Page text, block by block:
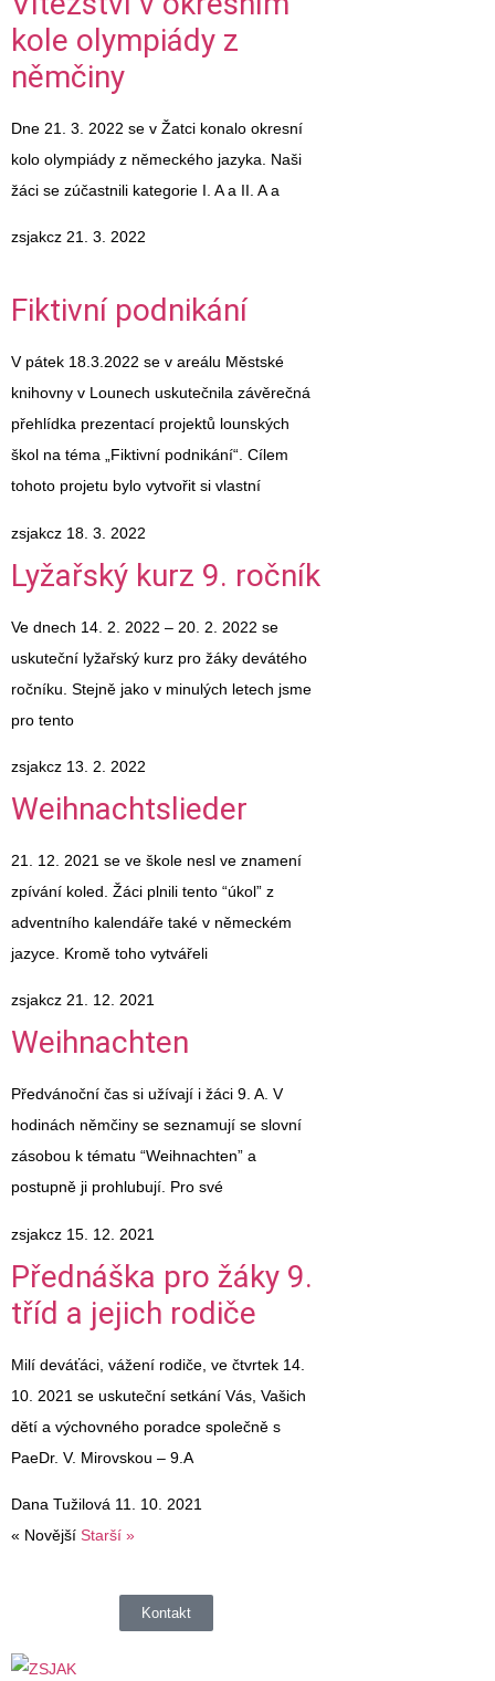
kole olympiády z
němčiny
Dne 21. 3. 2022 se v Žatci konalo okresní
kolo olympiády z německého jazyka. Naši
žáci se zúčastnili kategorie I. A a II. A a
zsjakcz 21. 3. 2022
Fiktivní podnikání
V pátek 18.3.2022 se v areálu Městské
knihovny v Lounech uskutečnila závěrečná
přehlídka prezentací projektů lounských
škol na téma „Fiktivní podnikání“. Cílem
tohoto projetu bylo vytvořit si vlastní
zsjakcz 18. 3. 2022
Lyžařský kurz 9. ročník
Ve dnech 14. 2. 2022 – 20. 2. 2022 se
uskuteční lyžařský kurz pro žáky devátého
ročníku. Stejně jako v minulých letech jsme
pro tento
zsjakcz 13. 2. 2022
Weihnachtslieder
21. 12. 2021 se ve škole nesl ve znamení
zpívání koled. Žáci plnili tento “úkol” z
adventního kalendáře také v německém
jazyce. Kromě toho vytvářeli
zsjakcz 21. 12. 2021
Weihnachten
Předvánoční čas si užívají i žáci 9. A. V
hodinách němčiny se seznamují se slovní
zásobou k tématu “Weihnachten” a
postupně ji prohlubují. Pro své
zsjakcz 15. 12. 2021
Přednáška pro žáky 9.
tříd a jejich rodiče
Milí deváťáci, vážení rodiče, ve čtvrtek 14.
10. 2021 se uskuteční setkání Vás, Vašich
dětí a výchovného poradce společně s
PaeDr. V. Mirovskou – 9.A
Dana Tužilová 11. 10. 2021
« Novější Starší »
Kontakt